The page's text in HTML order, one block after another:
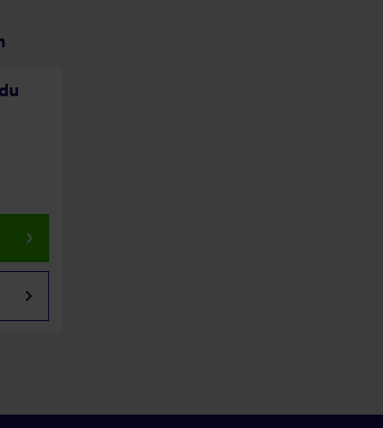
keyboard_arrow_right
keyboard_arrow_right